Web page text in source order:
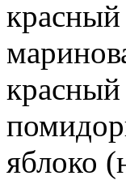
красный
яблоко